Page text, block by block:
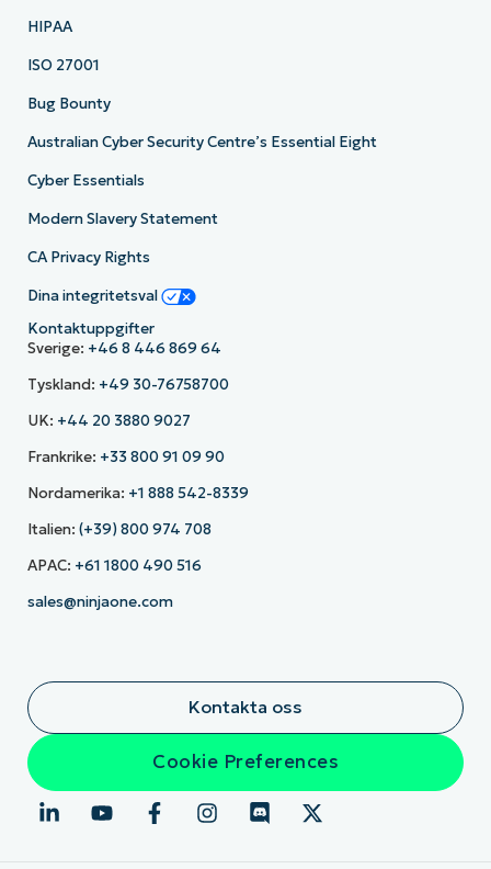
HIPAA
ISO 27001
Bug Bounty
Australian Cyber Security Centre’s Essential Eight
Cyber Essentials
Modern Slavery Statement
CA Privacy Rights
Dina integritetsval
Kontaktuppgifter
Sverige: +46 8 446 869 64
Tyskland: +49 30-76758700
UK: +44 20 3880 9027
Frankrike: +33 800 91 09 90
Nordamerika: +1 888 542-8339
Italien: (+39) 800 974 708
APAC: +61 1800 490 516
sales@ninjaone.com
Kontakta oss
Cookie Preferences